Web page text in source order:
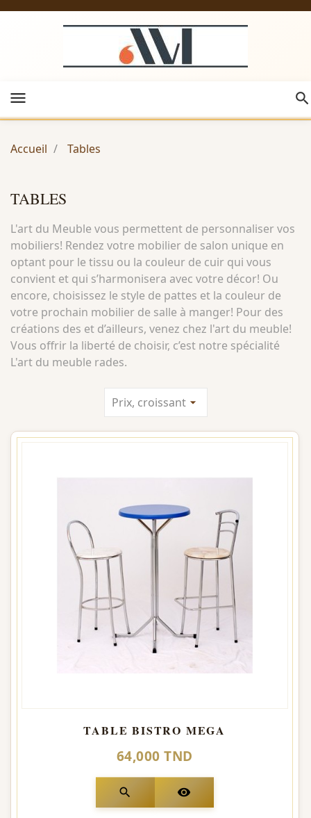
menu
Accueil Tables
TABLES
L'art du Meuble vous permettent de personnaliser vos
mobiliers! Rendez votre mobilier de salon unique en
optant pour le tissu ou la couleur de cuir qui vous
convient et qui s’harmonisera avec votre décor! Ou
encore, choisissez le style de pattes et la couleur de
votre prochain mobilier de salle à manger! Pour des
créations des et d’ailleurs, venez chez l'art du meuble!
Vous offrir la liberté de choisir, c’est notre spécialité
L'art du meuble rades.
Prix, croissantarrow_drop_down
TABLE BISTRO MEGA
64,000 TND
search visibility